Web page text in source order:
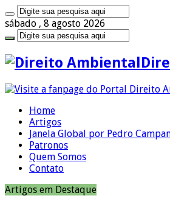
sábado , 8 agosto 2026
Home
Artigos
Janela Global por Pedro
Patronos
Quem Somos
Contato
Artigos em Destaque